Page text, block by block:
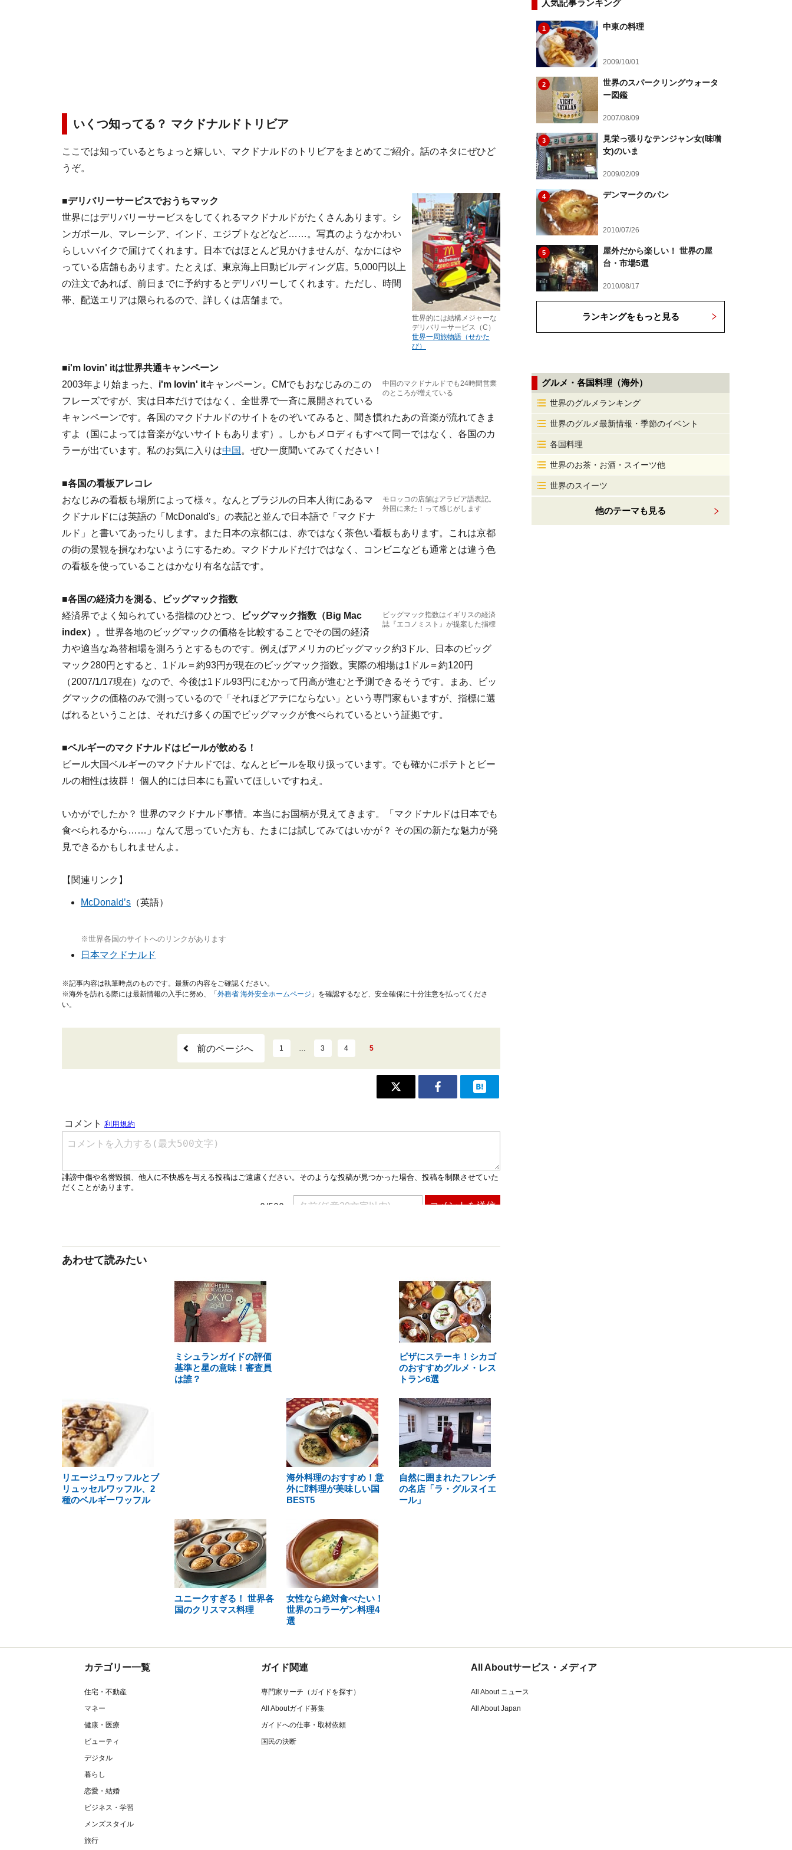
いくつ知ってる？ マクドナルドトリビア
ここでは知っているとちょっと嬉しい、マクドナルドのトリビアをまとめてご紹介。話のネタにぜひど
うぞ。
■デリバリーサービスでおうちマック
世界的には結構メジャーな
デリバリーサービス（C）
世界一周旅物語（せかた
び）
世界にはデリバリーサービスをしてくれるマクドナルドがたくさんあります。シ
ンガポール、マレーシア、インド、エジプトなどなど……。写真のようなかわい
らしいバイクで届けてくれます。日本ではほとんど見かけませんが、なかにはや
っている店舗もあります。たとえば、東京海上日動ビルディング店。5,000円以上
の注文であれば、前日までに予約するとデリバリーしてくれます。ただし、時間
帯、配送エリアは限られるので、詳しくは店舗まで。
■i'm lovin' itは世界共通キャンペーン
中国のマクドナルドでも24時間営業
のところが増えている
2003年より始まった、 i'm lovin' itキャンペーン。CMでもおなじみのこの
フレーズですが、実は日本だけではなく、全世界で一斉に展開されている
キャンペーンです。各国のマクドナルドのサイトをのぞいてみると、聞き慣れたあの音楽が流れてきま
すよ（国によっては音楽がないサイトもあります）。しかもメロディもすべて同一ではなく、各国のカ
ラーが出ています。私のお気に入りは中国 。ぜひ一度聞いてみてください！
■各国の看板アレコレ
モロッコの店舗はアラビア語表記。
外国に来た！って感じがします
おなじみの看板も場所によって様々。なんとブラジルの日本人街にあるマ
クドナルドには英語の「McDonald's」の表記と並んで日本語で「マクドナ
ルド」と書いてあったりします。また日本の京都には、赤ではなく茶色い看板もあります。これは京都
の街の景観を損なわないようにするため。マクドナルドだけではなく、コンビニなども通常とは違う色
の看板を使っていることはかなり有名な話です。
■各国の経済力を測る、ビッグマック指数
ビッグマック指数はイギリスの経済
誌『エコノミスト』が提案した指標
経済界でよく知られている指標のひとつ、
ビッグマック指数（Big Mac
index）
。世界各地のビッグマックの価格を比較することでその国の経済
力や適当な為替相場を測ろうとするものです。例えばアメリカのビッグマック約3ドル、日本のビッグ
マック280円とすると、1ドル＝約93円が現在のビッグマック指数。実際の相場は1ドル＝約120円
（2007/1/17現在）なので、今後は1ドル93円にむかって円高が進むと予測できるそうです。まあ、ビッ
グマックの価格のみで測っているので「それほどアテにならない」という専門家もいますが、指標に選
ばれるということは、それだけ多くの国でビッグマックが食べられているという証拠です。
■ベルギーのマクドナルドはビールが飲める！
ビール大国ベルギーのマクドナルドでは、なんとビールを取り扱っています。でも確かにポテトとビー
ルの相性は抜群！ 個人的には日本にも置いてほしいですねえ。
いかがでしたか？ 世界のマクドナルド事情。本当にお国柄が見えてきます。「マクドナルドは日本でも
食べられるから……」なんて思っていた方も、たまには試してみてはいかが？ その国の新たな魅力が発
見できるかもしれませんよ。
【関連リンク】
McDonald’s （英語）
※世界各国のサイトへのリンクがあります
日本マクドナルド
※記事内容は執筆時点のものです。最新の内容をご確認ください。
※海外を訪れる際には最新情報の入手に努め、「 外務省 海外安全ホームページ 」を確認するなど、安全確保に十分注意を払ってくださ
い。
前のページへ 1 … 3 4 5
あわせて読みたい
ミシュランガイドの評価
基準と星の意味！審査員
は誰？
ピザにステーキ！シカゴ
のおすすめグルメ・レス
トラン6選
リエージュワッフルとブ
リュッセルワッフル、2
種のベルギーワッフル
海外料理のおすすめ！意
外に⁉料理が美味しい国
BEST5
自然に囲まれたフレンチ
の名店「ラ・グルヌイエ
ール」
ユニークすぎる！ 世界各
国のクリスマス料理
女性なら絶対食べたい！
世界のコラーゲン料理4
選
人気記事ランキング
1 中東の料理
2009/10/01
2
世界のスパークリングウォータ
ー図鑑
2007/08/09
3
見栄っ張りなテンジャン女(味噌
女)のいま
2009/02/09
4 デンマークのパン
2010/07/26
5
屋外だから楽しい！ 世界の屋
台・市場5選
2010/08/17
ランキングをもっと見る
グルメ・各国料理（海外）
世界のグルメランキング
世界のグルメ最新情報・季節のイベント
各国料理
世界のお茶・お酒・スイーツ他
世界のスイーツ
他のテーマも見る
カテゴリー一覧
住宅・不動産
マネー
健康・医療
ビューティ
デジタル
暮らし
恋愛・結婚
ビジネス・学習
メンズスタイル
旅行
ガイド関連
専門家サーチ（ガイドを探す）
All Aboutガイド募集
ガイドへの仕事・取材依頼
国民の決断
All Aboutサービス・メディア
All About ニュース
All About Japan